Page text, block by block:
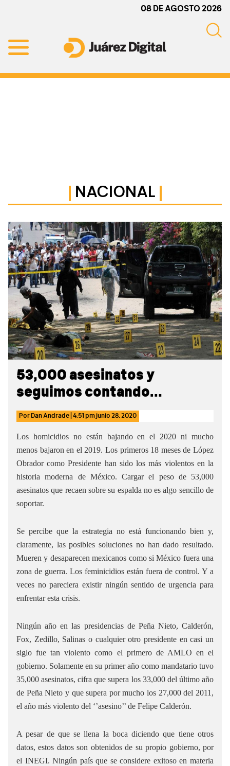
primary
navigation
main
content
primary
sidebar
08 DE AGOSTO 2026
Digital
y
NACIONAL
53,000 asesinatos y
seguimos contando…
Por Dan Andrade 4:51 pmjunio 28, 2020
Los homicidios no están bajando en el 2020 ni mucho
menos bajaron en el 2019. Los primeros 18 meses de López
Obrador como Presidente han sido los más violentos en la
historia moderna de México. Cargar el peso de 53,000
asesinatos que recaen sobre su espalda no es algo sencillo de
soportar.
Se percibe que la estrategia no está funcionando bien y,
claramente, las posibles soluciones no han dado resultado.
Mueren y desaparecen mexicanos como si México fuera una
zona de guerra. Los feminicidios están fuera de control. Y a
veces no pareciera existir ningún sentido de urgencia para
enfrentar esta crisis.
Ningún año en las presidencias de Peña Nieto, Calderón,
Fox, Zedillo, Salinas o cualquier otro presidente en casi un
siglo fue tan violento como el primero de AMLO en el
gobierno. Solamente en su primer año como mandatario tuvo
35,000 asesinatos, cifra que supera los 33,000 del último año
de Peña Nieto y que supera por mucho los 27,000 del 2011,
el año más violento del ‘’asesino’’ de Felipe Calderón.
A pesar de que se llena la boca diciendo que tiene otros
datos, estos datos son obtenidos de su propio gobierno, por
el INEGI. Ningún país que se considere exitoso en materia
Primary
Sidebar